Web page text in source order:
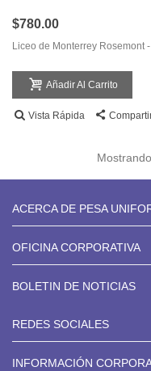
$780.00
Liceo de Monterrey Rosemont
Añadir Al Carrito
Vista Rápida
Mostrando
ACERCA DE PESA
OFICINA CORPORATIVA
REDES SOCIALES
INFORMACIÓN
BOLETIN DE NOTICIAS